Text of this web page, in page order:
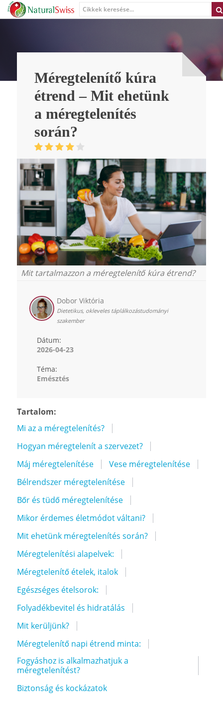
Méregtelenítő kúra
étrend – Mit ehetünk
a méregtelenítés
során?
Mit tartalmazzon a méregtelenítő kúra étrend?
Dobor Viktória
Dietetikus, okleveles táplálkozástudományi
szakember
Dátum:
2026-04-23
Téma:
Emésztés
Tartalom:
Mi az a méregtelenítés?
Hogyan méregtelenít a szervezet?
Máj méregtelenítése
Vese méregtelenítése
Bélrendszer méregtelenítése
Bőr és tüdő méregtelenítése
Mikor érdemes életmódot váltani?
Mit ehetünk méregtelenítés során?
Méregtelenítési alapelvek:
Méregtelenítő ételek, italok
Egészséges ételsorok:
Folyadékbevitel és hidratálás
Mit kerüljünk?
Méregtelenítő napi étrend minta:
Fogyáshoz is alkalmazhatjuk a
méregtelenítést?
Biztonság és kockázatok